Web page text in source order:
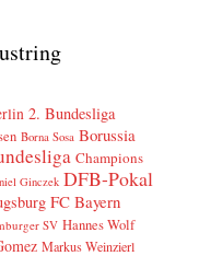
2. Bundesliga
Borna Sosa Borussia
Champions
Ginczek DFB-Pokal
FC Bayern
SV Hannes Wolf
Markus Weinzierl